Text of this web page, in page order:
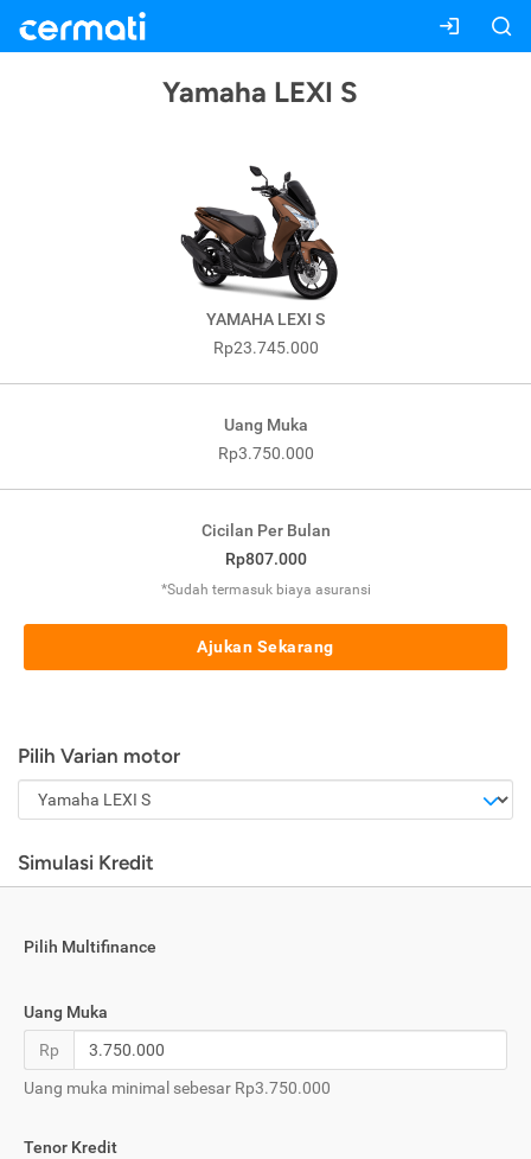
Yamaha LEXI S
YAMAHA LEXI S
Rp23.745.000
Uang Muka
Rp3.750.000
Cicilan Per Bulan
Rp807.000
*Sudah termasuk biaya asuransi
Ajukan Sekarang
Pilih Varian motor
Simulasi Kredit
Pilih Multifinance
Uang Muka
Rp
Uang muka minimal sebesar Rp3.750.000
Tenor Kredit